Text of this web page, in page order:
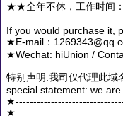
★★全年不休，工作时间
If you would purchase it,
★E-mail：
★Wechat: hiUnion /
特别声明:我司仅代理此域
special statement: we
★